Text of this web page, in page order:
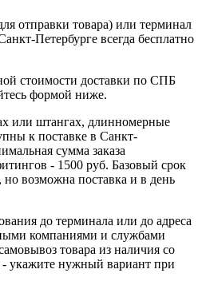
отправки товара) или терминал
Петербурге всегда бесплатно
стоимости доставки по СПБ
формой ниже.
или штангах, длинномерные
к поставке в Санкт-
сумма заказа
- 1500 руб. Базовый срок
возможна поставка и в день
до терминала или до адреса
компаниями и службами
товара из наличия со
- укажите нужный вариант при